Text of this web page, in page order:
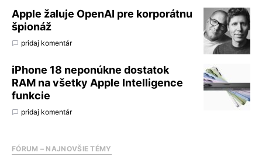
Apple žaluje OpenAI pre korporátnu
špionáž
pridaj komentár
iPhone 18 neponúkne dostatok
RAM na všetky Apple Intelligence
funkcie
pridaj komentár
FÓRUM – NAJNOVŠIE TÉMY